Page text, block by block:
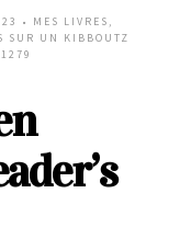
• MES LIVRES ,
SUR UN KIBBOUTZ
1279